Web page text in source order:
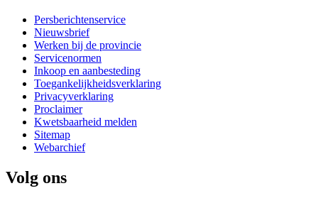
Persberichtenservice
Nieuwsbrief
Werken bij de provincie
Servicenormen
Inkoop en aanbesteding
Toegankelijkheidsverklaring
Privacyverklaring
Proclaimer
Kwetsbaarheid melden
Sitemap
Webarchief
Volg ons